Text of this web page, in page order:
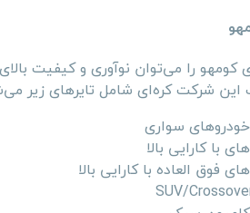
کومهو را می‌توان نوآوری و کیفیت
این شرکت کره‌ای شامل تایرهای زیر
سواری
با کارایی بالا
فوق العاده با کارایی بالا